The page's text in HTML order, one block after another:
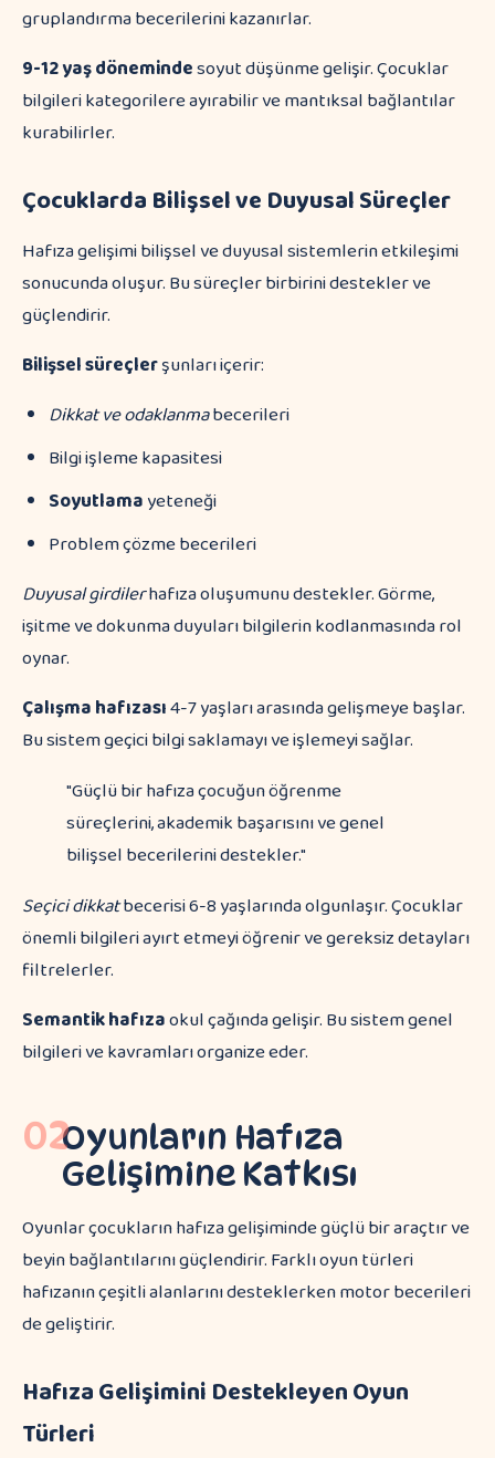
gruplandırma becerilerini kazanırlar.
9-12 yaş dönemindesoyut düşünme gelişir. Çocuklar
bilgileri kategorilere ayırabilir ve mantıksal bağlantılar
kurabilirler.
Çocuklarda Bilişsel ve Duyusal Süreçler
Hafıza gelişimi bilişsel ve duyusal sistemlerin etkileşimi
sonucunda oluşur. Bu süreçler birbirini destekler ve
güçlendirir.
Bilişsel süreçlerşunları içerir:
Dikkat ve odaklanmabecerileri
Bilgi işleme kapasitesi
Soyutlamayeteneği
Problem çözme becerileri
Duyusal girdilerhafıza oluşumunu destekler. Görme,
işitme ve dokunma duyuları bilgilerin kodlanmasında rol
oynar.
Çalışma hafızası4-7 yaşları arasında gelişmeye başlar.
Bu sistem geçici bilgi saklamayı ve işlemeyi sağlar.
"Güçlü bir hafıza çocuğun öğrenme
süreçlerini, akademik başarısını ve genel
bilişsel becerilerini destekler."
Seçici dikkatbecerisi 6-8 yaşlarında olgunlaşır. Çocuklar
önemli bilgileri ayırt etmeyi öğrenir ve gereksiz detayları
filtrelerler.
Semantik hafızaokul çağında gelişir. Bu sistem genel
bilgileri ve kavramları organize eder.
02Oyunların Hafıza
Gelişimine Katkısı
Oyunlar çocukların hafıza gelişiminde güçlü bir araçtır ve
beyin bağlantılarını güçlendirir. Farklı oyun türleri
hafızanın çeşitli alanlarını desteklerken motor becerileri
de geliştirir.
Hafıza Gelişimini Destekleyen Oyun
Türleri